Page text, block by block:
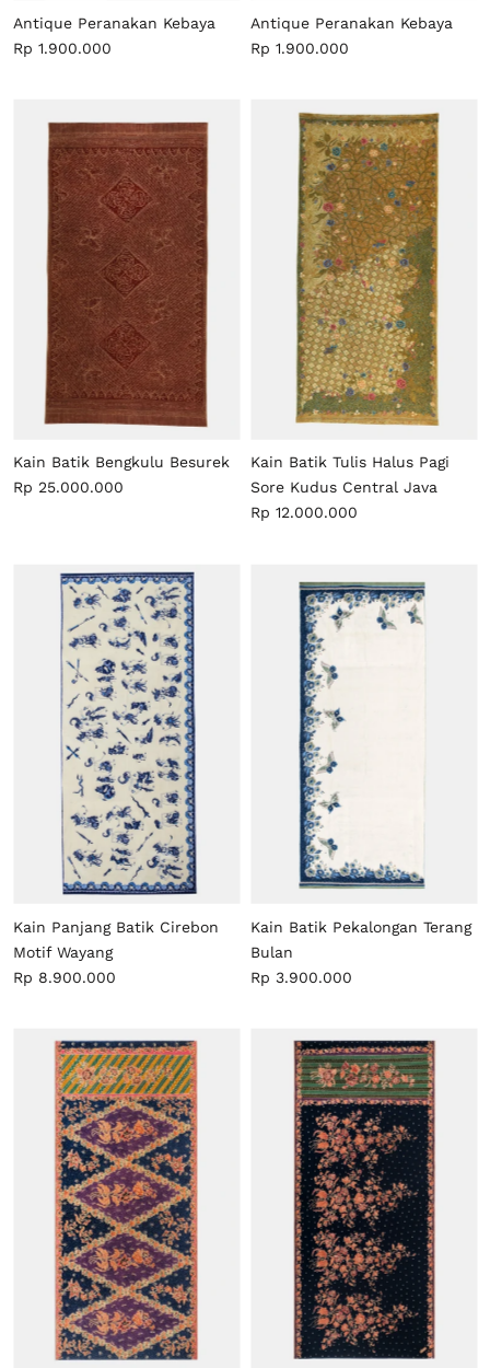
Antique Peranakan Kebaya
Rp 1.900.000
Antique Peranakan Kebaya
Rp 1.900.000
Kain Batik Bengkulu Besurek
Rp 25.000.000
Kain Batik Tulis Halus Pagi
Sore Kudus Central Java
Rp 12.000.000
Kain Panjang Batik Cirebon
Motif Wayang
Rp 8.900.000
Kain Batik Pekalongan Terang
Bulan
Rp 3.900.000